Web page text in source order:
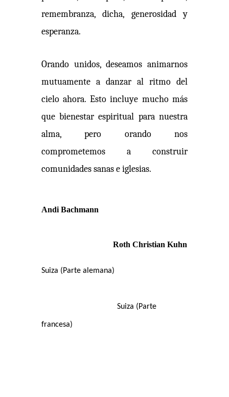
remembranza, dicha, generosidad y
esperanza.
Orando unidos, deseamos animarnos
mutuamente a danzar al ritmo del
cielo ahora. Esto incluye mucho más
que bienestar espiritual para nuestra
alma, pero orando nos
comprometemos a construir
comunidades sanas e iglesias.
Andi Bachmann
Roth Christian Kuhn
Suiza (Parte alemana)
Suiza (Parte
francesa)